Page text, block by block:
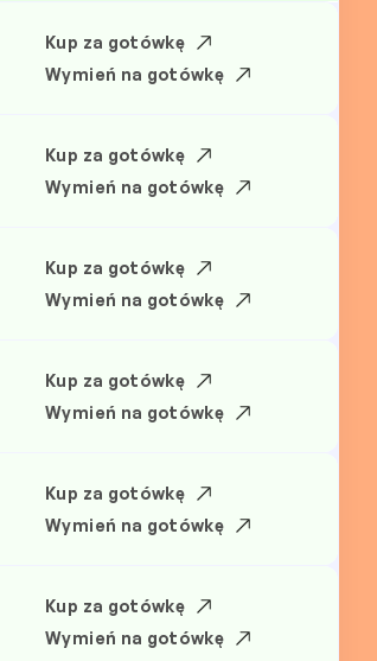
Kup za gotówkę
Wymień na gotówkę
Kup za gotówkę
Wymień na gotówkę
Kup za gotówkę
Wymień na gotówkę
Kup za gotówkę
Wymień na gotówkę
Kup za gotówkę
Wymień na gotówkę
Kup za gotówkę
Wymień na gotówkę